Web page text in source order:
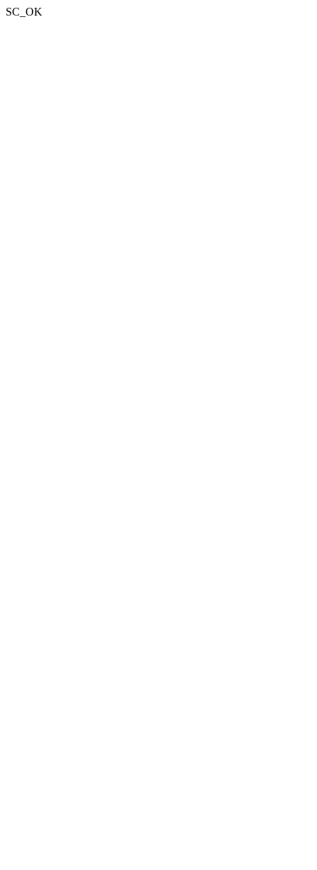
SC_OK